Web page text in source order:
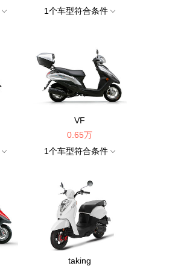
1个车型符合条件
VF
0.65万
1个车型符合条件
taking